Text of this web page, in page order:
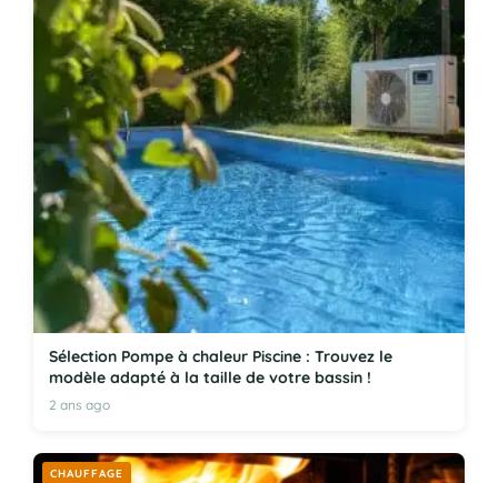
Sélection Pompe à chaleur Piscine : Trouvez le
modèle adapté à la taille de votre bassin !
2 ans ago
CHAUFFAGE